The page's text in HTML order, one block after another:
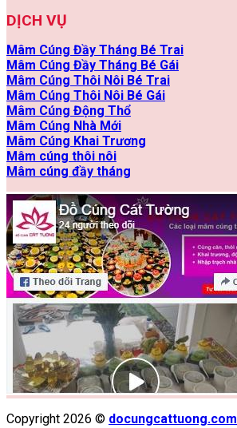
DỊCH VỤ
Mâm Cúng Đầy Tháng Bé Trai
Mâm Cúng Đầy Tháng Bé Gái
Mâm Cúng Thôi Nôi Bé Trai
Mâm Cúng Thôi Nôi Bé Gái
Mâm Cúng Động Thổ
Mâm Cúng Nhà Mới
Mâm Cúng Khai Trương
Mâm cúng thôi nôi
Mâm cúng đầy tháng
Copyright 2026 © docungcattuong.com